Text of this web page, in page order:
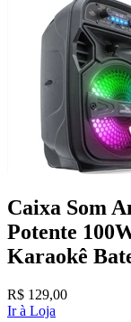
Caixa Som
Potente
Karaokê
R$ 129,00
Ir à Loja